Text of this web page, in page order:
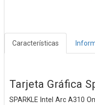
Características
Tarjeta Gráfica
SPARKLE Intel Arc A310